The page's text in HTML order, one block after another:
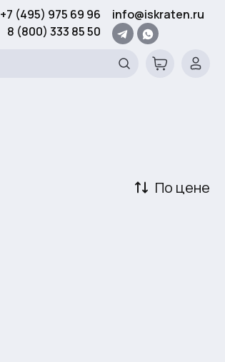
+7 (495) 975 69 96
8 (800) 333 85 50
info@iskraten.ru
По цене